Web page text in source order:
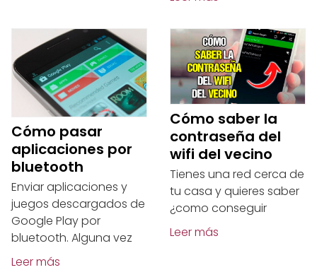
Cómo pasar
aplicaciones por
bluetooth
Enviar aplicaciones y
juegos descargados de
Google Play por
bluetooth. Alguna vez
Leer más
Cómo saber la
contraseña del
wifi del vecino
Tienes una red cerca de
tu casa y quieres saber
¿como conseguir
Leer más